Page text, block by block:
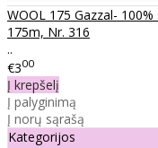
WOOL 175 Gazzal-
175m, Nr. 316
..
€300
Į krepšelį
Į palyginimą
Į norų sąrašą
Kategorijos